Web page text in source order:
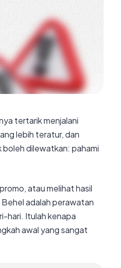
tertarik menjalani
lebih teratur, dan
boleh dilewatkan: pahami
atau melihat hasil
adalah perawatan
hari. Itulah kenapa
awal yang sangat